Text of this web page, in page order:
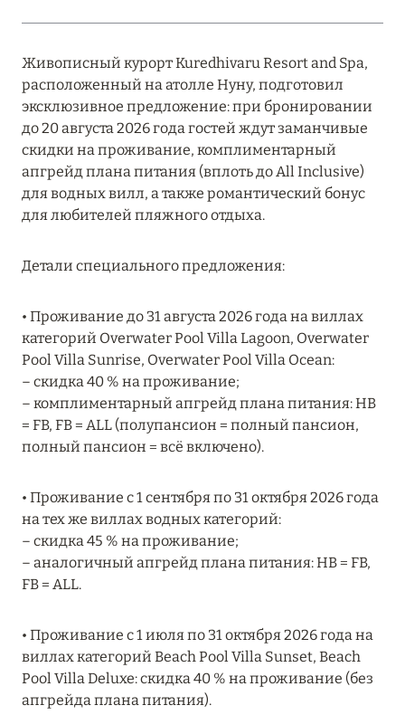
ASTORIA MALDIVES ITHAAFUSHI, МАЛЬДИВЫ
Подробнее
12 ноября 2025
MANDARIN ORIENTAL JUMEIRA — SUITE
NOVEMBER
13 мая 2025
ЗАБРОНИРУЙТЕ FOUR SEASONS RESORT
DUBAI AT JUMEIRAH BEACH ПО ЛУЧШИМ
ЦЕНАМ
ATLANTIS THE PALM: НОВЫЙ ПАКЕТ
НАПИТКОВ ДЛЯ HB И FB
Подробнее
13 февраля 2025
MANDARIN ORIENTAL JUMEIRA, DUBAI:
СКИДКИ ДО 30 % ОТ СУММЫ КОНТРАКТА НА
РАЗМЕЩЕНИЕ ВЕСНОЙ
Живописный курорт Kuredhivaru Resort and Spa,
расположенный на атолле Нуну, подготовил
эксклюзивное предложение: при бронировании
до 20 августа 2026 года гостей ждут заманчивые
скидки на проживание, комплиментарный
апгрейд плана питания (вплоть до All Inclusive)
для водных вилл, а также романтический бонус
для любителей пляжного отдыха.
Детали специального предложения:
• Проживание до 31 августа 2026 года на виллах
категорий Overwater Pool Villa Lagoon, Overwater
Pool Villa Sunrise, Overwater Pool Villa Ocean:
– скидка 40 % на проживание;
– комплиментарный апгрейд плана питания: HB
= FB, FB = ALL (полупансион = полный пансион,
полный пансион = всё включено).
• Проживание с 1 сентября по 31 октября 2026 года
на тех же виллах водных категорий:
– скидка 45 % на проживание;
– аналогичный апгрейд плана питания: HB = FB,
FB = ALL.
• Проживание с 1 июля по 31 октября 2026 года на
виллах категорий Beach Pool Villa Sunset, Beach
Pool Villa Deluxe: скидка 40 % на проживание (без
апгрейда плана питания).